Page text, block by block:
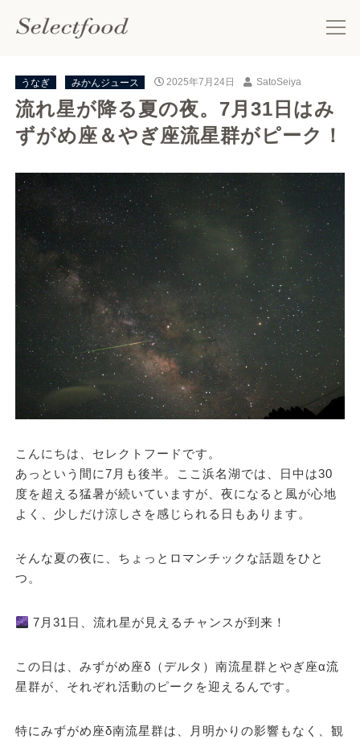
うなぎ みかんジュース 2025年7月24日 SatoSeiya
流れ星が降る夏の夜。7月31日はみ
ずがめ座＆やぎ座流星群がピーク！
こんにちは、セレクトフードです。
あっという間に7月も後半。ここ浜名湖では、日中は30
度を超える猛暑が続いていますが、夜になると風が心地
よく、少しだけ涼しさを感じられる日もあります。
そんな夏の夜に、ちょっとロマンチックな話題をひと
つ。
7月31日、流れ星が見えるチャンスが到来！
この日は、 みずがめ座δ（デルタ）南流星群と やぎ座α流
星群が、それぞれ活動のピークを迎えるんです。
特にみずがめ座δ南流星群は、月明かりの影響もなく、観